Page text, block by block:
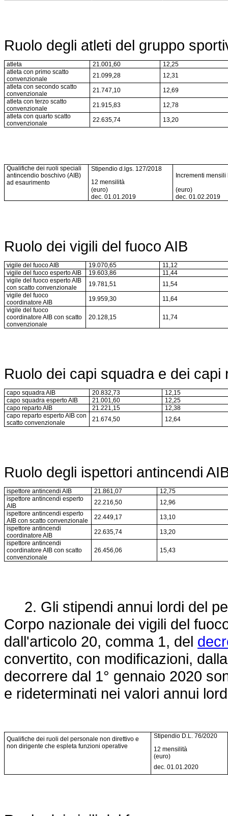
Ruolo degli atleti del gruppo
atleta 21.001,60
12,25
atleta con primo scatto
convenzionale
21.099,28
12,31
atleta con secondo scatto
convenzionale
21.747,10
12,69
atleta con terzo scatto
convenzionale
21.915,83
12,78
atleta con quarto scatto
convenzionale
22.635,74 13,20
Qualifiche dei ruoli speciali
antincendio boschivo (AIB)
ad esaurimento
Stipendio d.lgs. 127/2018
12 mensilità
Incrementi mensili
(euro)
(euro)
dec. 01.01.2019
dec. 01.02.2019
Ruolo dei vigili del fuoco AIB
vigile del fuoco AIB 19.070,65
11,12
vigile del fuoco esperto AIB
19.603,86
11,44
vigile del fuoco esperto AIB
con scatto convenzionale
19.781,51
11,54
vigile del fuoco
coordinatore AIB
19.959,30
11,64
vigile del fuoco
coordinatore AIB con scatto
convenzionale
20.128,15 11,74
Ruolo dei capi squadra e dei capi
capo squadra AIB 20.832,73
12,15
capo squadra esperto AIB
21.001,60
12,25
capo reparto AIB
21.221,15
12,38
capo reparto esperto AIB con
scatto convenzionale
21.674,50 12,64
Ruolo degli ispettori antincendi
ispettore antincendi AIB 21.861,07
12,75
ispettore antincendi esperto
AIB
22.216,50
12,96
ispettore antincendi esperto
AIB con scatto convenzionale
22.449,17
13,10
ispettore antincendi
coordinatore AIB
22.635,74
13,20
ispettore antincendi
coordinatore AIB con scatto
convenzionale
26.456,06 15,43
2. Gli stipendi annui lordi del
Corpo nazionale dei vigili del
dall'articolo 20, comma 1, del
convertito, con modificazioni,
decorrere dal 1° gennaio 2020
e rideterminati nei valori annui
Qualifiche dei ruoli del personale non direttivo e
non dirigente che espleta funzioni operative
Stipendio D.L. 76/2020
12 mensilità
(euro)
dec. 01.01.2020